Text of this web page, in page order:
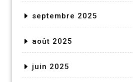
septembre 2025
août 2025
juin 2025